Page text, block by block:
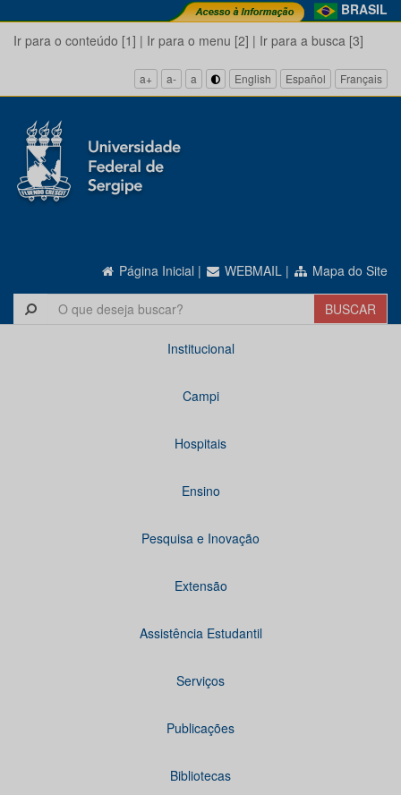
BRASIL
Ir para o conteúdo [1] | Ir para o menu [2] | Ir para a busca [3]
a+ a- a English Español Français
Página Inicial | WEBMAIL | Mapa do Site
Institucional
Campi
Hospitais
Ensino
Pesquisa e Inovação
Extensão
Assistência Estudantil
Serviços
Publicações
Bibliotecas